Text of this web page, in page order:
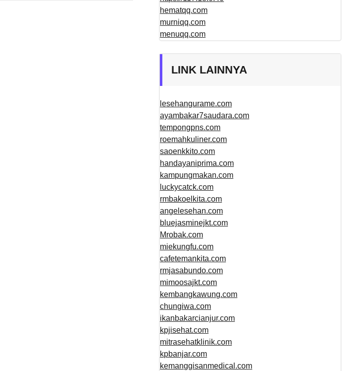
hematqq.com
murniqq.com
menuqq.com
LINK LAINNYA
lesehangurame.com
ayambakar7saudara.com
tempongpns.com
roemahkuliner.com
saoenkkito.com
handayaniprima.com
kampungmakan.com
luckycatck.com
rmbakoelkita.com
angelesehan.com
bluejasminejkt.com
Mrobak.com
miekungfu.com
cafetemankita.com
rmjasabundo.com
mimoosajkt.com
kembangkawung.com
chungiwa.com
ikanbakarcianjur.com
kpjisehat.com
mitrasehatklinik.com
kpbanjar.com
kemanggisanmedical.com